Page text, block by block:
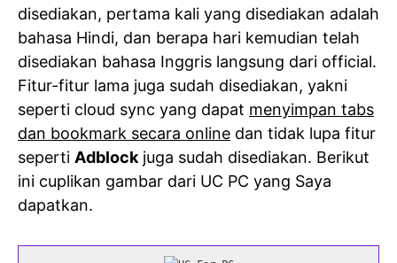
disediakan, pertama kali yang disediakan adalah
bahasa Hindi, dan berapa hari kemudian telah
disediakan bahasa Inggris langsung dari official.
Fitur-fitur lama juga sudah disediakan, yakni
seperti cloud sync yang dapat menyimpan tabs
dan bookmark secara online dan tidak lupa fitur
seperti Adblock juga sudah disediakan. Berikut
ini cuplikan gambar dari UC PC yang Saya
dapatkan.